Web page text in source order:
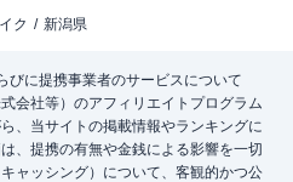
ク 新潟県
びに提携事業者のサービスについて
会社等）のアフィリエイトプログラム
、当サイトの掲載情報やランキングに
、提携の有無や金銭による影響を一切
ャッシング）について、客観的かつ公